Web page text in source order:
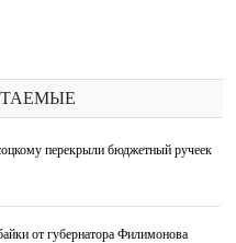
перекрыли бюджетный ручеек
от губернатора Филимонова